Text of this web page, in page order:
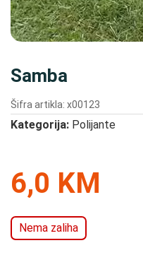
Samba
Šifra artikla: x00123
Kategorija: Polijante
6,0 KM
Nema zaliha